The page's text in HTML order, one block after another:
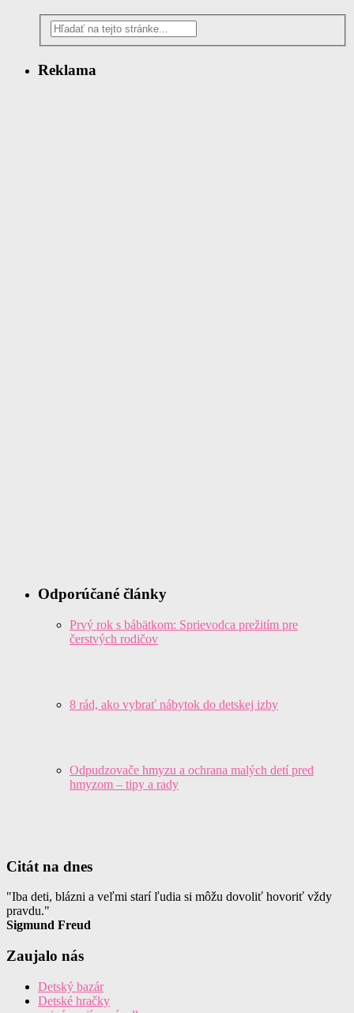
Reklama
Odporúčané články
Prvý rok s bábätkom: Sprievodca prežitím pre
čerstvých rodičov
8 rád, ako vybrať nábytok do detskej izby
Odpudzovače hmyzu a ochrana malých detí pred
hmyzom – tipy a rady
Citát na dnes
"Iba deti, blázni a veľmi starí ľudia si môžu dovoliť hovoriť vždy
pravdu."
Sigmund Freud
Zaujalo nás
Detský bazár
Detské hračky